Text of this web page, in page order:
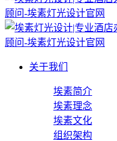
关于我们
埃素简介
埃素理念
埃素文化
组织架构